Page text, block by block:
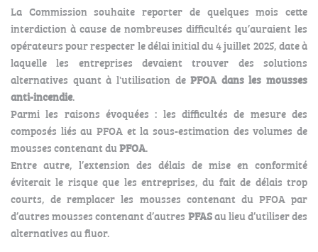
La Commission souhaite reporter de quelques mois cette
interdiction à cause de nombreuses difficultés qu’auraient les
opérateurs pour respecter le délai initial du 4 juillet 2025, date à
laquelle les entreprises devaient trouver des solutions
alternatives quant à l'utilisation dePFOA dans les mousses
anti-incendie.
Parmi les raisons évoquées : les difficultés de mesure des
composés liés au PFOA et la sous-estimation des volumes de
mousses contenant duPFOA.
Entre autre, l’extension des délais de mise en conformité
éviterait le risque que les entreprises, du fait de délais trop
courts, de remplacer les mousses contenant du PFOA par
d’autres mousses contenant d’autres PFASau lieu d’utiliser des
alternatives au fluor.